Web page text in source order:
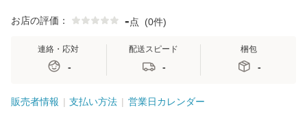
お店の評価： -点 (0件)
連絡・応対
-
配送スピード
-
梱包
-
販売者情報 支払い方法 営業日カレンダー